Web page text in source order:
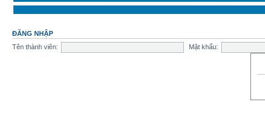
ĐĂNG NHẬP
Tên thành viên:
Mật khẩu: